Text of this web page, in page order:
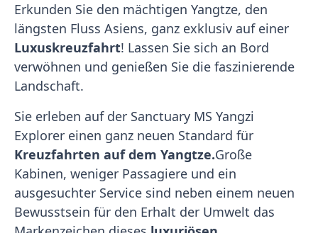
Erkunden Sie den mächtigen Yangtze, den
längsten Fluss Asiens, ganz exklusiv auf einer
Luxuskreuzfahrt! Lassen Sie sich an Bord
verwöhnen und genießen Sie die faszinierende
Landschaft.
Sie erleben auf der Sanctuary MS Yangzi
Explorer einen ganz neuen Standard für
Kreuzfahrten auf dem Yangtze.Große
Kabinen, weniger Passagiere und ein
ausgesuchter Service sind neben einem neuen
Bewusstsein für den Erhalt der Umwelt das